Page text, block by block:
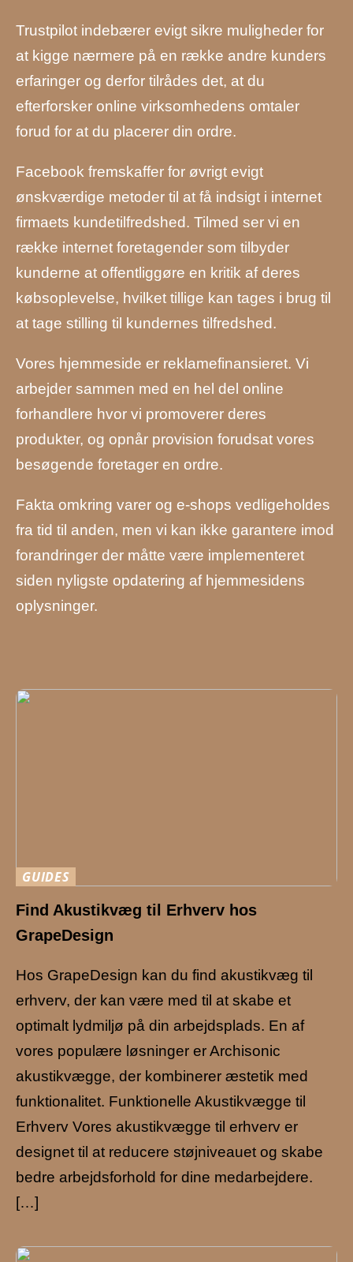
Trustpilot indebærer evigt sikre muligheder for
at kigge nærmere på en række andre kunders
erfaringer og derfor tilrådes det, at du
efterforsker online virksomhedens omtaler
forud for at du placerer din ordre.
Facebook fremskaffer for øvrigt evigt
ønskværdige metoder til at få indsigt i internet
firmaets kundetilfredshed. Tilmed ser vi en
række internet foretagender som tilbyder
kunderne at offentliggøre en kritik af deres
købsoplevelse, hvilket tillige kan tages i brug til
at tage stilling til kundernes tilfredshed.
Vores hjemmeside er reklamefinansieret. Vi
arbejder sammen med en hel del online
forhandlere hvor vi promoverer deres
produkter, og opnår provision forudsat vores
besøgende foretager en ordre.
Fakta omkring varer og e-shops vedligeholdes
fra tid til anden, men vi kan ikke garantere imod
forandringer der måtte være implementeret
siden nyligste opdatering af hjemmesidens
oplysninger.
GUIDES
Find Akustikvæg til Erhverv hos
GrapeDesign
Hos GrapeDesign kan du find akustikvæg til
erhverv, der kan være med til at skabe et
optimalt lydmiljø på din arbejdsplads. En af
vores populære løsninger er Archisonic
akustikvægge, der kombinerer æstetik med
funktionalitet. Funktionelle Akustikvægge til
Erhverv Vores akustikvægge til erhverv er
designet til at reducere støjniveauet og skabe
bedre arbejdsforhold for dine medarbejdere.
[…]